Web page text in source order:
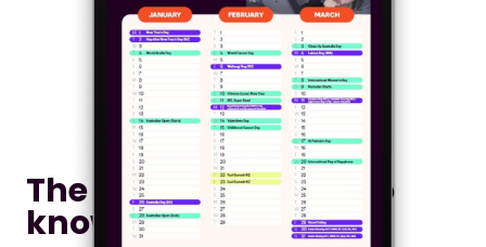
The dates you need to
know